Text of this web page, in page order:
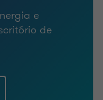
e
de